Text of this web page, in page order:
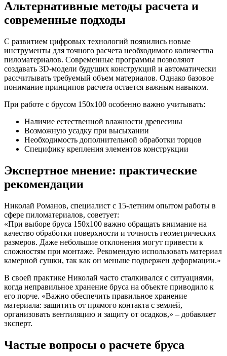
Альтернативные методы расчета и
современные подходы
С развитием цифровых технологий появились новые
инструменты для точного расчета необходимого количества
пиломатериалов. Современные программы позволяют
создавать 3D-модели будущих конструкций и автоматически
рассчитывать требуемый объем материалов. Однако базовое
понимание принципов расчета остается важным навыком.
При работе с брусом 150х100 особенно важно учитывать:
Наличие естественной влажности древесины
Возможную усадку при высыхании
Необходимость дополнительной обработки торцов
Специфику крепления элементов конструкции
Экспертное мнение: практические
рекомендации
Николай Романов, специалист с 15-летним опытом работы в
сфере пиломатериалов, советует:
«При выборе бруса 150х100 важно обращать внимание на
качество обработки поверхности и точность геометрических
размеров. Даже небольшие отклонения могут привести к
сложностям при монтаже. Рекомендую использовать материал
камерной сушки, так как он меньше подвержен деформации.»
В своей практике Николай часто сталкивался с ситуациями,
когда неправильное хранение бруса на объекте приводило к
его порче. «Важно обеспечить правильное хранение
материала: защитить от прямого контакта с землей,
организовать вентиляцию и защиту от осадков,» – добавляет
эксперт.
Частые вопросы о расчете бруса